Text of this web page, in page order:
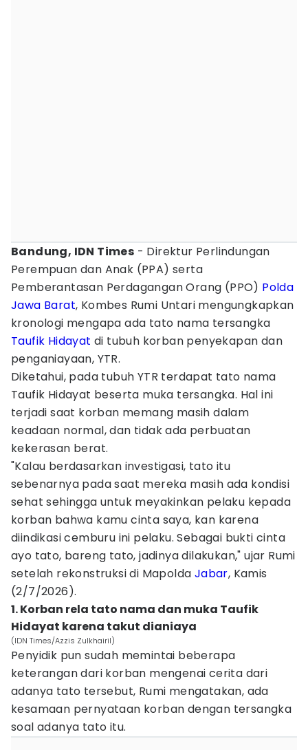
Bandung, IDN Times - Direktur Perlindungan
Perempuan dan Anak (PPA) serta
Pemberantasan Perdagangan Orang (PPO) Polda
Jawa Barat, Kombes Rumi Untari mengungkapkan
kronologi mengapa ada tato nama tersangka
Taufik Hidayat di tubuh korban penyekapan dan
penganiayaan, YTR.
Diketahui, pada tubuh YTR terdapat tato nama
Taufik Hidayat beserta muka tersangka. Hal ini
terjadi saat korban memang masih dalam
keadaan normal, dan tidak ada perbuatan
kekerasan berat.
"Kalau berdasarkan investigasi, tato itu
sebenarnya pada saat mereka masih ada kondisi
sehat sehingga untuk meyakinkan pelaku kepada
korban bahwa kamu cinta saya, kan karena
diindikasi cemburu ini pelaku. Sebagai bukti cinta
ayo tato, bareng tato, jadinya dilakukan," ujar Rumi
setelah rekonstruksi di Mapolda Jabar, Kamis
(2/7/2026).
1. Korban rela tato nama dan muka Taufik
Hidayat karena takut dianiaya
(IDN Times/Azzis Zulkhairil)
Penyidik pun sudah memintai beberapa
keterangan dari korban mengenai cerita dari
adanya tato tersebut, Rumi mengatakan, ada
kesamaan pernyataan korban dengan tersangka
soal adanya tato itu.